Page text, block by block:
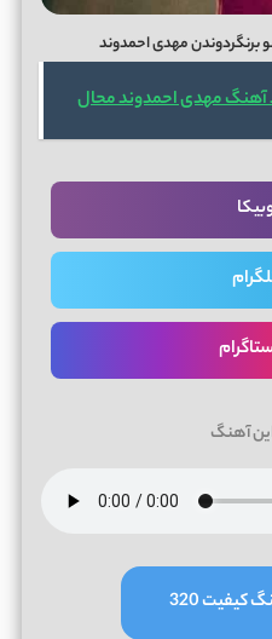
برنگردوندن مهدی احمدوند
آهنگ مهدی احمدوند محال
آهنگ
کیفیت 320